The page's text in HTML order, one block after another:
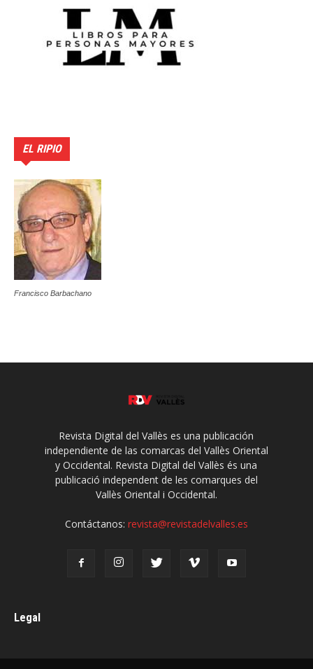
EL RIPIO
Francisco Barbachano
Revista Digital del Vallès es una publicación
independiente de las comarcas del Vallès Oriental
y Occidental. Revista Digital del Vallès és una
publicació independent de les comarques del
Vallès Oriental i Occidental.
Contáctanos: revista@revistadelvalles.es
Legal